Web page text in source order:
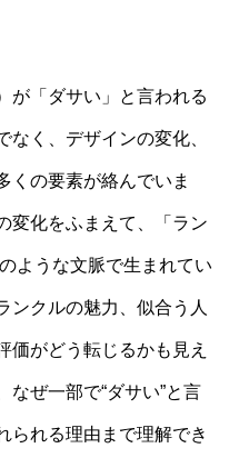
が「ダサい」と言われる
く、デザインの変化、
くの要素が絡んでいま
変化をふまえて、「ラン
ような文脈で生まれてい
ンクルの魅力、似合う人
価がどう転じるかも見え
ぜ一部で“ダサい”と言
られる理由まで理解でき